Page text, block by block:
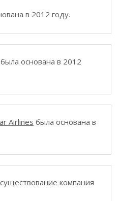
в 2012 году.
была основана в 2012
Airlines была основана в
компания